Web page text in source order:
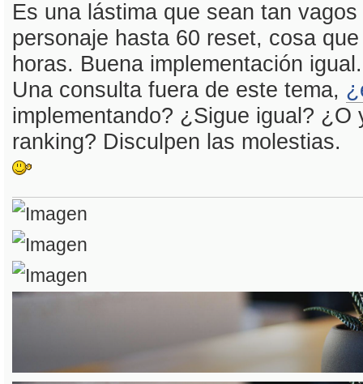
Es una lástima que sean tan
personaje hasta 60 reset, cosa
horas. Buena implementación igual.
Una consulta fuera de este tema,
implementando? ¿Sigue igual? ¿O
ranking? Disculpen las molestias.